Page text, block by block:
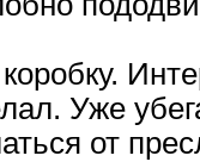
Уже
от